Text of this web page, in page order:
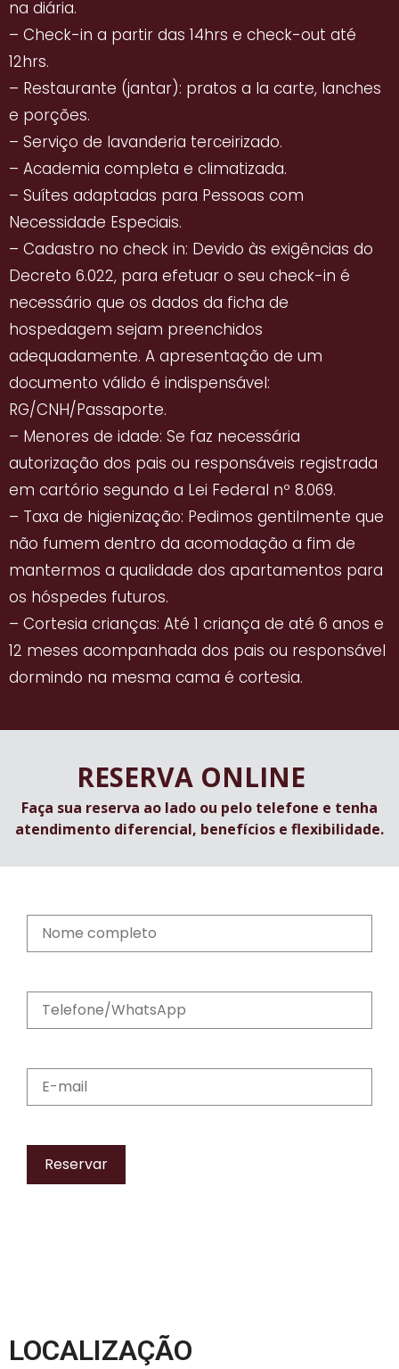
na diária.
– Check-in a partir das 14hrs e check-out até
12hrs.
– Restaurante (jantar): pratos a la carte, lanches
e porções.
– Serviço de lavanderia terceirizado.
– Academia completa e climatizada.
– Suítes adaptadas para Pessoas com
Necessidade Especiais.
– Cadastro no check in: Devido às exigências do
Decreto 6.022, para efetuar o seu check-in é
necessário que os dados da ficha de
hospedagem sejam preenchidos
adequadamente. A apresentação de um
documento válido é indispensável:
RG/CNH/Passaporte.
– Menores de idade: Se faz necessária
autorização dos pais ou responsáveis registrada
em cartório segundo a Lei Federal nº 8.069.
– Taxa de higienização: Pedimos gentilmente que
não fumem dentro da acomodação a fim de
mantermos a qualidade dos apartamentos para
os hóspedes futuros.
– Cortesia crianças: Até 1 criança de até 6 anos e
12 meses acompanhada dos pais ou responsável
dormindo na mesma cama é cortesia.
RESERVA ONLINE
Faça sua reserva ao lado ou pelo telefone e tenha
atendimento diferencial, benefícios e flexibilidade.
LOCALIZAÇÃO